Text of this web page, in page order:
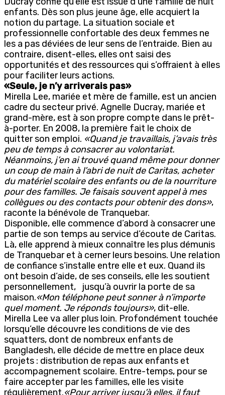
enfants. Dès son plus jeune âge, elle acquiert la
notion du partage. La situation sociale et
professionnelle confortable des deux femmes ne
les a pas déviées de leur sens de l’entraide. Bien au
contraire, disent-elles, elles ont saisi des
opportunités et des ressources qui s’offraient à elles
pour faciliter leurs actions.
«Seule, je n’y arriverais pas»
Mirella Lee, mariée et mère de famille, est un ancien
cadre du secteur privé. Agnelle Ducray, mariée et
grand-mère, est à son propre compte dans le prêt-
à-porter. En 2008, la première fait le choix de
quitter son emploi. «Quand je travaillais, j’avais très
peu de temps à consacrer au volontariat.
Néanmoins, j’en ai trouvé quand même pour donner
un coup de main à l’abri de nuit de Caritas, acheter
du matériel scolaire des enfants ou de la nourriture
pour des familles. Je faisais souvent appel à mes
collègues ou des contacts pour obtenir des dons»,
raconte la bénévole de Tranquebar.
Disponible, elle commence d’abord à consacrer une
partie de son temps au service d’écoute de Caritas.
Là, elle apprend à mieux connaître les plus démunis
de Tranquebar et à cerner leurs besoins. Une relation
de confiance s’installe entre elle et eux. Quand ils
ont besoin d’aide, de ses conseils, elle les soutient
personnellement, jusqu’à ouvrir la porte de sa
maison.«Mon téléphone peut sonner à n’importe
quel moment. Je réponds toujours», dit-elle.
Mirella Lee va aller plus loin. Profondément touchée
lorsqu’elle découvre les conditions de vie des
squatters, dont de nombreux enfants de
Bangladesh, elle décide de mettre en place deux
projets : distribution de repas aux enfants et
accompagnement scolaire. Entre-temps, pour se
faire accepter par les familles, elle les visite
régulièrement.«Pour arriver jusqu’à elles, il faut